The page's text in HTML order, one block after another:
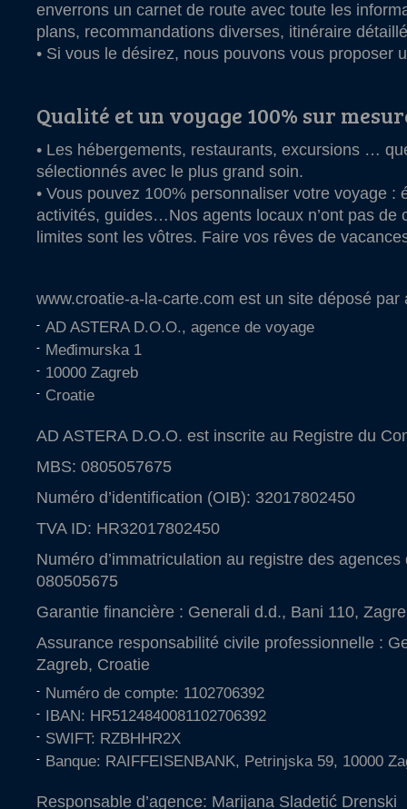
enverrons un carnet de route avec toute les
plans, recommandations diverses, itinéraire
• Si vous le désirez, nous pouvons vous proposer
Qualité et un voyage 100% sur
• Les hébergements, restaurants, excursions …
sélectionnés avec le plus grand soin.
• Vous pouvez 100% personnaliser votre voyage :
activités, guides…Nos agents locaux n’ont pas de
limites sont les vôtres. Faire vos rêves de
www.croatie-a-la-carte.com est un site déposé par
AD ASTERA D.O.O., agence de voyage
Međimurska 1
10000 Zagreb
Croatie
AD ASTERA D.O.O. est inscrite au Registre du
MBS: 0805057675
Numéro d’identification (OIB): 32017802450
TVA ID: HR32017802450
Numéro d’immatriculation au registre des
080505675
Garantie financière : Generali d.d., Bani 110,
Assurance responsabilité civile professionnelle :
Zagreb, Croatie
Numéro de compte: 1102706392
IBAN: HR5124840081102706392
SWIFT: RZBHHR2X
Banque: RAIFFEISENBANK, Petrinjska 59, 10000
Responsable d’agence: Marijana Sladetić Drenski